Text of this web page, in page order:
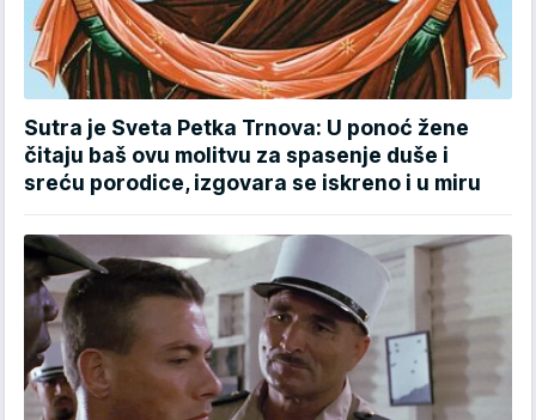
Sutra je Sveta Petka Trnova: U ponoć žene
čitaju baš ovu molitvu za spasenje duše i
sreću porodice, izgovara se iskreno i u miru